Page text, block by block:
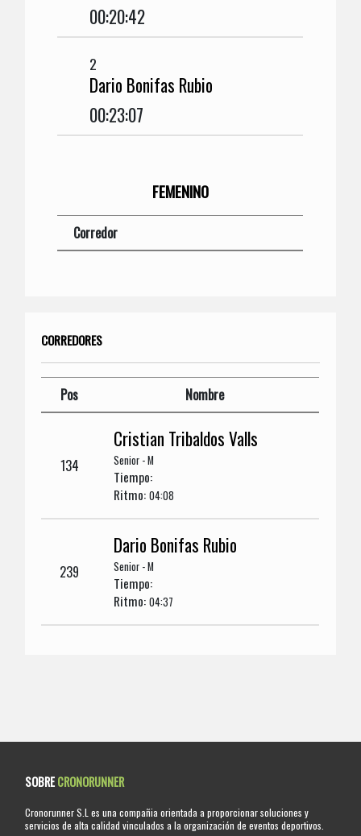
00:20:42
2
Dario Bonifas Rubio
00:23:07
FEMENINO
Corredor
CORREDORES
Pos Nombre
134
Cristian Tribaldos Valls
Senior - M
Tiempo:
Ritmo:04:08
239
Dario Bonifas Rubio
Senior - M
Tiempo:
Ritmo:04:37
SOBRECRONORUNNER
Cronorunner S.L es una compañia orientada a proporcionar soluciones y
servicios de alta calidad vinculados a la organización de eventos deportivos.